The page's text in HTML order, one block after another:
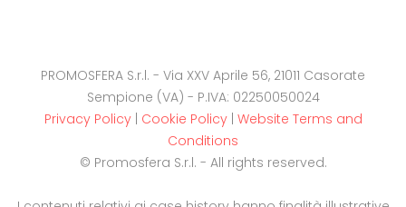
PROMOSFERA S.r.l. - Via XXV Aprile 56, 21011 Casorate
Sempione (VA) - P.IVA: 02250050024
Privacy Policy| Cookie Policy| Website Terms and
Conditions
© Promosfera S.r.l. - All rights reserved.